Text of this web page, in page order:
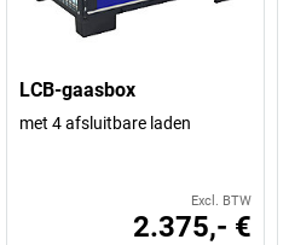
LCB-gaasbox
met 4 afsluitbare laden
Excl. BTW
2.375,- €